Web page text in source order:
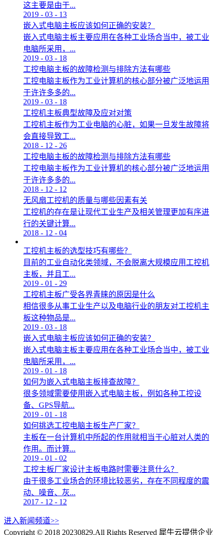
这主要是由于...
2019 - 03 - 13
嵌入式电脑主板应该如何正确的安装？
嵌入式电脑主板主要应用在各种工业场合当中，被工业
电脑所采用，...
2019 - 03 - 18
工控电脑主板的故障检测与排除方法有哪些
工控电脑主板作为工业计算机的核心部分被广泛地运用
于许许多多的...
2019 - 03 - 18
工控机主板典型故障及应对对策
工控机主板作为工业电脑的心脏，如果一旦发生故障将
会直接导致工...
2018 - 12 - 26
工控电脑主板的故障检测与排除方法有哪些
工控电脑主板作为工业计算机的核心部分被广泛地运用
于许许多多的...
2018 - 12 - 12
无风扇工控机的质量与哪些因素有关
工控机的存在是让现代工业生产及相关管理更加有序进
行的关键计算...
2018 - 12 - 04
工控机主板的选型技巧有哪些？
目前的工业自动化类领域，不会脱离大规模应用工控机
主板，并且工...
2019 - 01 - 29
工控机主板广受各界青睐的原因是什么
相信很多从事工业生产以及电脑行业的朋友对工控机主
板这种物品是...
2019 - 03 - 18
嵌入式电脑主板应该如何正确的安装？
嵌入式电脑主板主要应用在各种工业场合当中，被工业
电脑所采用，...
2019 - 01 - 18
如何为嵌入式电脑主板排查故障？
很多领域需要使用嵌入式电脑主板，例如各种工控设
备、GPS导航...
2019 - 01 - 18
如何挑选工控电脑主板生产厂家？
主板在一台计算机中所起的作用就相当于心脏对人类的
作用。而计算...
2019 - 01 - 02
工控主板厂家设计主板电路时需要注意什么？
由于很多工业场合的环境比较恶劣，存在不同程度的震
动、噪音、灰...
2017 - 12 - 12
进入新闻频道>>
Copyright © 2018 20230829.All Rights Reserved 犀牛云提供企业